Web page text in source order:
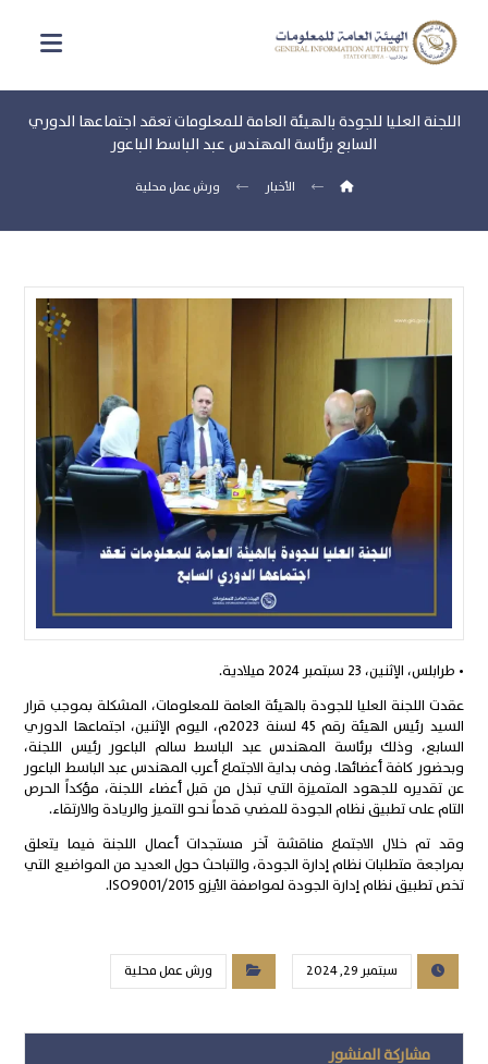
اللجنة العليا للجودة بالهيئة العامة للمعلومات تعقد اجتماعها الدوري
السابع برئاسة المهندس عبد الباسط الباعور
الأخبار ورش عمل محلية
• طرابلس، الإثنين، 23 سبتمبر 2024 ميلادية.
عقدت اللجنة العليا للجودة بالهيئة العامة للمعلومات، المشكلة بموجب قرار
السيد رئيس الهيئة رقم 45 لسنة 2023م، اليوم الإثنين، اجتماعها الدوري
السابع، وذلك برئاسة المهندس عبد الباسط سالم الباعور رئيس اللجنة،
وبحضور كافة أعضائها. وفى بداية الاجتماع أعرب المهندس عبد الباسط الباعور
عن تقديره للجهود المتميزة التي تبذل من قبل أعضاء اللجنة، مؤكداً الحرص
التام على تطبيق نظام الجودة للمضي قدماً نحو التميز والريادة والارتقاء.
وقد تم خلال الاجتماع مناقشة آخر مستجدات أعمال اللجنة فيما يتعلق
بمراجعة متطلبات نظام إدارة الجودة، والتباحث حول العديد من المواضيع التي
تخص تطبيق نظام إدارة الجودة لمواصفة الأيزو ISO9001/2015.
سبتمبر 29, 2024 ورش عمل محلية